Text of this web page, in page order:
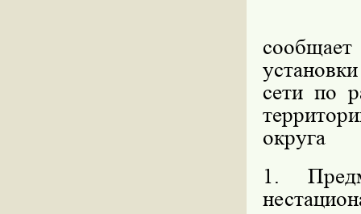
сообщает
сети по
округа
1.